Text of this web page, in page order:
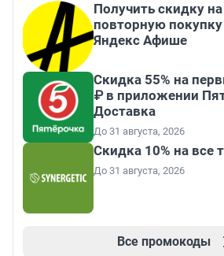
Получить скидку
повторную
Яндекс Афише
Скидка 55% на
₽ в приложении
Доставка
До 31 августа, 2026
Скидка 10% на все
До 31 августа, 2026
Все промокоды